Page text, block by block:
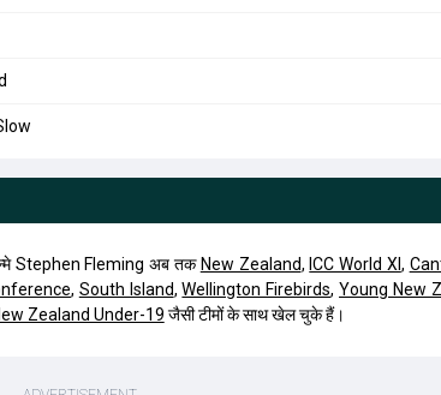
Stephen Fleming अब तक New Zealand, ICC World XI ,
, South Island,Wellington Firebirds,Young New
Zealand Under-19 जैसी टीमों के साथ खेल चुके हैं।